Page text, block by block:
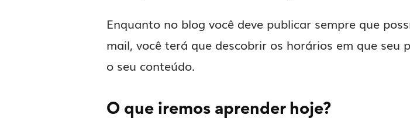
Enquanto no blog você deve publicar sempre que
mail, você terá que descobrir os horários em que
o seu conteúdo.
O que iremos aprender hoje?